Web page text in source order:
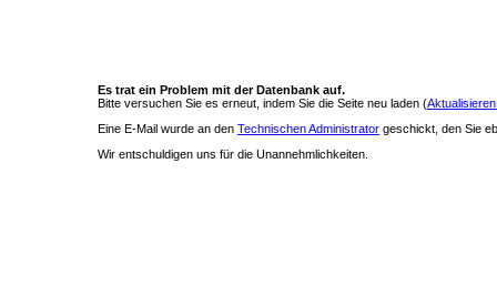
Es trat ein Problem mit der Datenbank auf.
Bitte versuchen Sie es erneut, indem Sie die Seite neu laden (
Eine E-Mail wurde an den Technischen Administrator geschickt, den Sie
Wir entschuldigen uns für die Unannehmlichkeiten.